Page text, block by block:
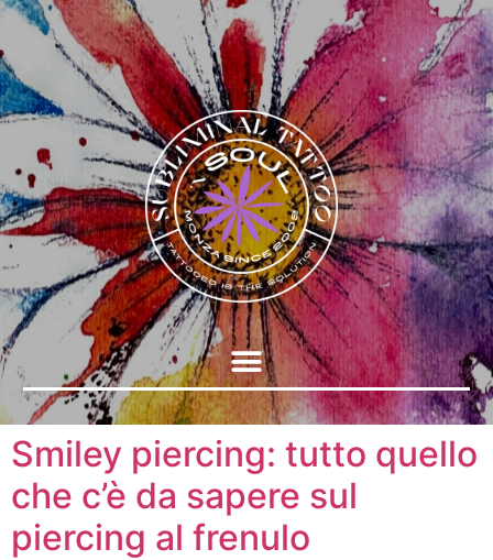
Smiley piercing: tutto quello
che c’è da sapere sul
piercing al frenulo